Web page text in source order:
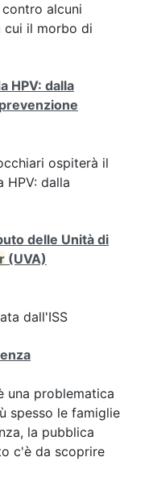
alcuni
il morbo di
HPV: dalla
ospiterà il
HPV: dalla
delle Unità di
(UVA)
dall'ISS
una problematica
spesso le famiglie
la pubblica
c'è da scoprire